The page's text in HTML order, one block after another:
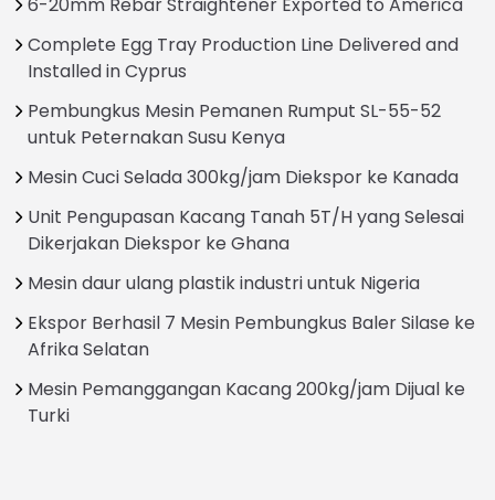
6-20mm Rebar Straightener Exported to America
Complete Egg Tray Production Line Delivered and
Installed in Cyprus
Pembungkus Mesin Pemanen Rumput SL-55-52
untuk Peternakan Susu Kenya
Mesin Cuci Selada 300kg/jam Diekspor ke Kanada
Unit Pengupasan Kacang Tanah 5T/H yang Selesai
Dikerjakan Diekspor ke Ghana
Mesin daur ulang plastik industri untuk Nigeria
Ekspor Berhasil 7 Mesin Pembungkus Baler Silase ke
Afrika Selatan
Mesin Pemanggangan Kacang 200kg/jam Dijual ke
Turki